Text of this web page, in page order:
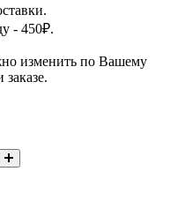
- 450₽.
изменить по Вашему